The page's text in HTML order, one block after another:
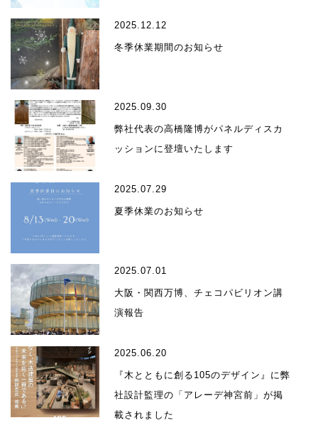
2025.12.12
冬季休業期間のお知らせ
2025.09.30
弊社代表の高橋隆博がパネルディスカ
ッションに登壇いたします
2025.07.29
夏季休業のお知らせ
2025.07.01
大阪・関西万博、チェコパビリオン講
演報告
2025.06.20
『木とともに創る105のデザイン』に弊
社設計監理の「アレーデ神宮前」が掲
載されました